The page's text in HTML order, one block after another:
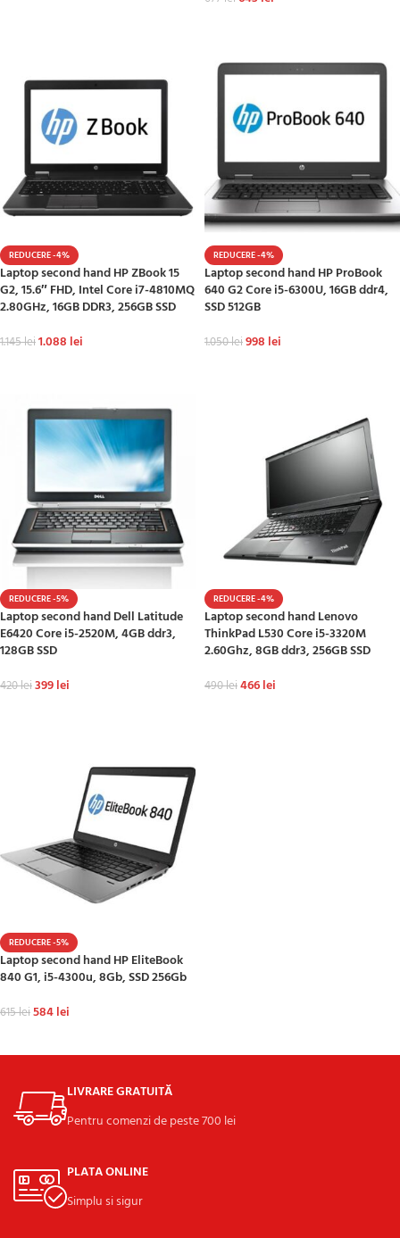
REDUCERE -4%
Laptop second hand HP ZBook 15
G2, 15.6″ FHD, Intel Core i7-4810MQ
2.80GHz, 16GB DDR3, 256GB SSD
1.145lei1.088 lei
REDUCERE -4%
Laptop second hand HP ProBook
640 G2 Core i5-6300U, 16GB ddr4,
SSD 512GB
1.050lei998 lei
REDUCERE -5%
Laptop second hand Dell Latitude
E6420 Core i5-2520M, 4GB ddr3,
128GB SSD
420lei399lei
REDUCERE -4%
Laptop second hand Lenovo
ThinkPad L530 Core i5-3320M
2.60Ghz, 8GB ddr3, 256GB SSD
490lei466lei
REDUCERE -5%
Laptop second hand HP EliteBook
840 G1, i5-4300u, 8Gb, SSD 256Gb
615lei584lei
LIVRARE GRATUITĂ
Pentru comenzi de peste 700 lei
PLATA ONLINE
Simplu si sigur